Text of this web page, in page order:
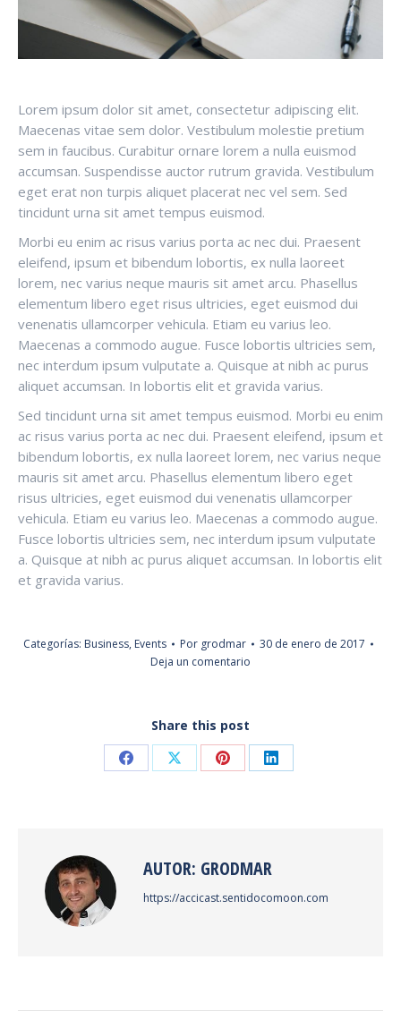
Lorem ipsum dolor sit amet, consectetur adipiscing elit.
Maecenas vitae sem dolor. Vestibulum molestie pretium
sem in faucibus. Curabitur ornare lorem a nulla euismod
accumsan. Suspendisse auctor rutrum gravida. Vestibulum
eget erat non turpis aliquet placerat nec vel sem. Sed
tincidunt urna sit amet tempus euismod.
Morbi eu enim ac risus varius porta ac nec dui. Praesent
eleifend, ipsum et bibendum lobortis, ex nulla laoreet
lorem, nec varius neque mauris sit amet arcu. Phasellus
elementum libero eget risus ultricies, eget euismod dui
venenatis ullamcorper vehicula. Etiam eu varius leo.
Maecenas a commodo augue. Fusce lobortis ultricies sem,
nec interdum ipsum vulputate a. Quisque at nibh ac purus
aliquet accumsan. In lobortis elit et gravida varius.
Sed tincidunt urna sit amet tempus euismod. Morbi eu enim
ac risus varius porta ac nec dui. Praesent eleifend, ipsum et
bibendum lobortis, ex nulla laoreet lorem, nec varius neque
mauris sit amet arcu. Phasellus elementum libero eget
risus ultricies, eget euismod dui venenatis ullamcorper
vehicula. Etiam eu varius leo. Maecenas a commodo augue.
Fusce lobortis ultricies sem, nec interdum ipsum vulputate
a. Quisque at nibh ac purus aliquet accumsan. In lobortis elit
et gravida varius.
Categorías: Business, Events Por grodmar
30 de enero de 2017
Deja un comentario
Share this post
Share Share Share Share
AUTOR: GRODMAR
https://accicast.sentidocomoon.com